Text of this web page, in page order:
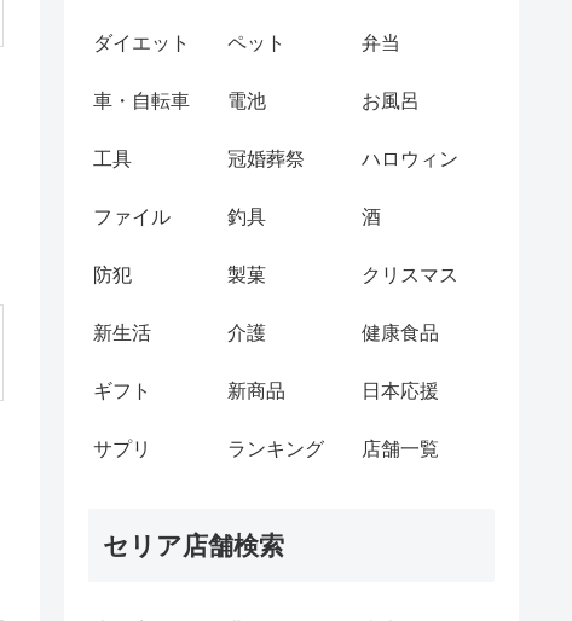
ダイエット ペット 弁当
車・自転車 電池 お風呂
工具 冠婚葬祭 ハロウィン
ファイル 釣具 酒
防犯 製菓 クリスマス
新生活 介護 健康食品
ギフト 新商品 日本応援
サプリ ランキング 店舗一覧
セリア店舗検索